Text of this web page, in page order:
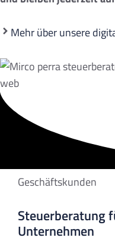
Mehr über unsere
Geschäftskunden
Steuerberatung
Unternehmen